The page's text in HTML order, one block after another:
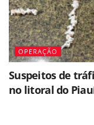
OPERAÇÃO
Suspeitos de
no litoral do